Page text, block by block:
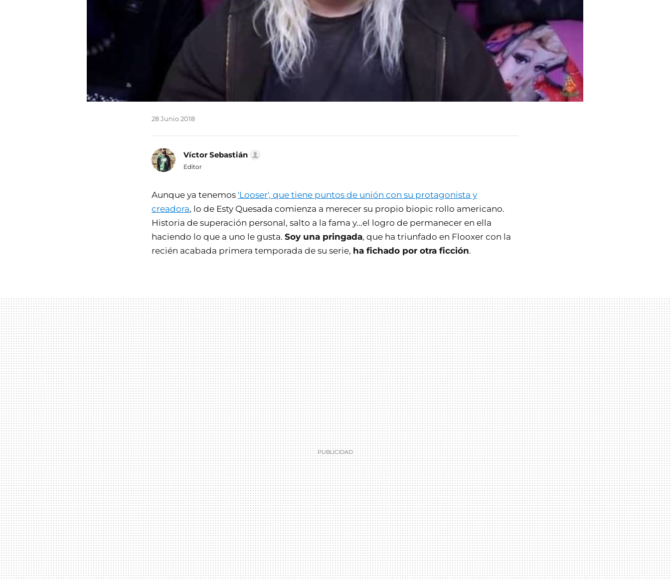
28 Junio 2018
Víctor Sebastián
Editor
Aunque ya tenemos 'Looser', que tiene puntos de unión con su protagonista y
creadora, lo de Esty Quesada comienza a merecer su propio biopic rollo americano.
Historia de superación personal, salto a la fama y...el logro de permanecer en ella
haciendo lo que a uno le gusta. Soy una pringada, que ha triunfado en Flooxer con la
recién acabada primera temporada de su serie, ha fichado por otra ficción.